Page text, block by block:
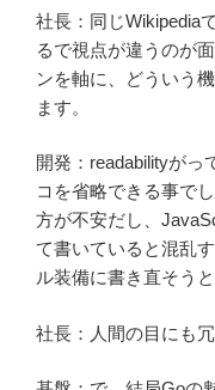
社長：同じWikipedia
るで視点が違うのが
ンを軸に、どういう
ます。
開発：readabilityがっ
コを省略できる事で
方が不安だし、
て書いていると混乱
ル装備に書き直そう
社長：人間の目にも